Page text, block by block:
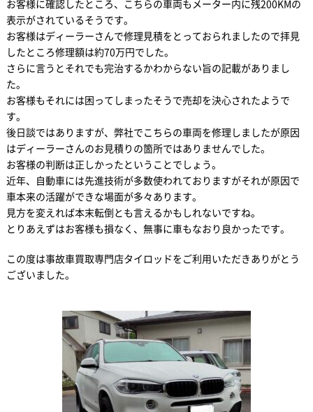
お客様に確認したところ、こちらの車両もメーター内に残200KMの
表示がされているそうです。
お客様はディーラーさんで修理見積をとっておられましたので拝見
したところ修理額は約70万円でした。
さらに言うとそれでも完治するかわからない旨の記載がありまし
た。
お客様もそれには困ってしまったそうで売却を決心されたようで
す。
後日談ではありますが、弊社でこちらの車両を修理しましたが原因
はディーラーさんのお見積りの箇所ではありませんでした。
お客様の判断は正しかったということでしょう。
近年、自動車には先進技術が多数使われておりますがそれが原因で
車本来の活躍ができな場面が多々あります。
見方を変えれば本末転倒とも言えるかもしれないですね。
とりあえずはお客様も損なく、無事に車もなおり良かったです。
この度は事故車買取専門店タイロッドをご利用いただきありがとう
ございました。